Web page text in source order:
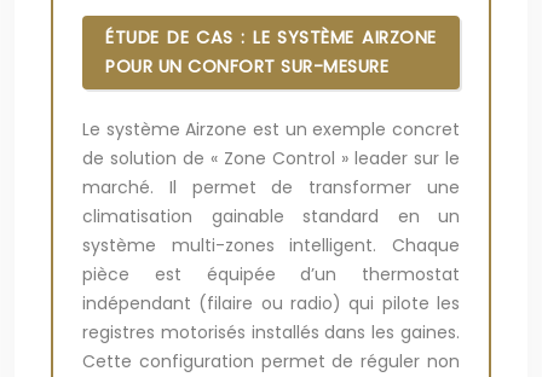
ÉTUDE DE CAS : LE SYSTÈME AIRZONE
POUR UN CONFORT SUR-MESURE
Le système Airzone est un exemple concret
de solution de « Zone Control » leader sur le
marché. Il permet de transformer une
climatisation gainable standard en un
système multi-zones intelligent. Chaque
pièce est équipée d’un thermostat
indépendant (filaire ou radio) qui pilote les
registres motorisés installés dans les gaines.
Cette configuration permet de réguler non